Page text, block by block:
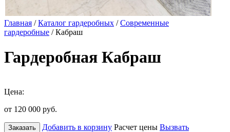
Главная /Каталог гардеробных /Современные
гардеробные / Кабраш
Гардеробная Кабраш
Цена:
от 120 000 руб.
Заказать Добавить в корзину Расчет цены Вызвать